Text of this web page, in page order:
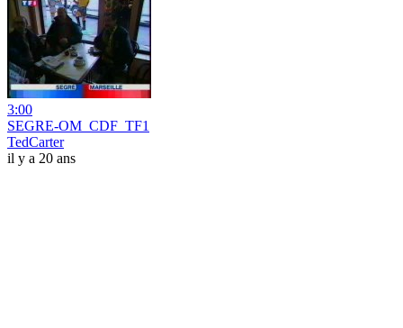
3:00
SEGRE-OM_CDF_TF1
TedCarter
il y a 20 ans